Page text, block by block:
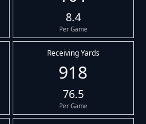
8.4
Per Game
Receiving Yards
918
76.5
Per Game